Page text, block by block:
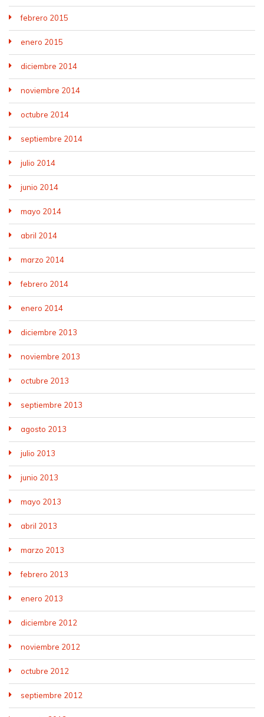
febrero 2015
enero 2015
diciembre 2014
noviembre 2014
octubre 2014
septiembre 2014
julio 2014
junio 2014
mayo 2014
abril 2014
marzo 2014
febrero 2014
enero 2014
diciembre 2013
noviembre 2013
octubre 2013
septiembre 2013
agosto 2013
julio 2013
junio 2013
mayo 2013
abril 2013
marzo 2013
febrero 2013
enero 2013
diciembre 2012
noviembre 2012
octubre 2012
septiembre 2012